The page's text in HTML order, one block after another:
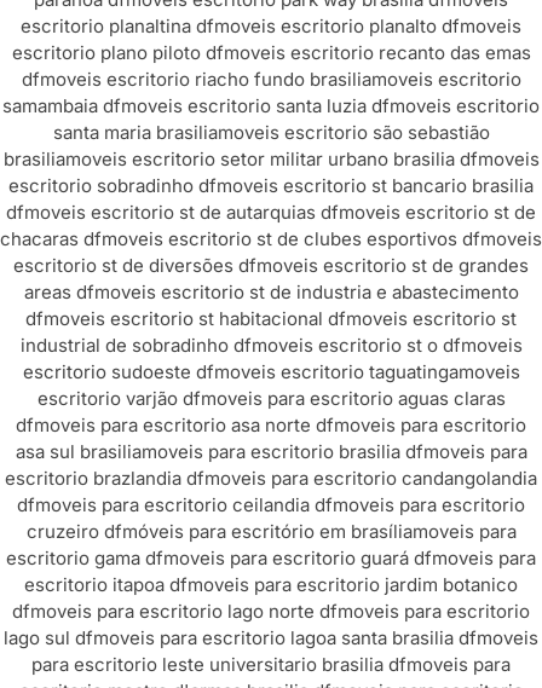
escritorio planaltina dfmoveis escritorio planalto dfmoveis
escritorio plano piloto dfmoveis escritorio recanto das emas
dfmoveis escritorio riacho fundo brasiliamoveis escritorio
samambaia dfmoveis escritorio santa luzia dfmoveis escritorio
santa maria brasiliamoveis escritorio são sebastião
brasiliamoveis escritorio setor militar urbano brasilia dfmoveis
escritorio sobradinho dfmoveis escritorio st bancario brasilia
dfmoveis escritorio st de autarquias dfmoveis escritorio st de
chacaras dfmoveis escritorio st de clubes esportivos dfmoveis
escritorio st de diversões dfmoveis escritorio st de grandes
areas dfmoveis escritorio st de industria e abastecimento
dfmoveis escritorio st habitacional dfmoveis escritorio st
industrial de sobradinho dfmoveis escritorio st o dfmoveis
escritorio sudoeste dfmoveis escritorio taguatingamoveis
escritorio varjão dfmoveis para escritorio aguas claras
dfmoveis para escritorio asa norte dfmoveis para escritorio
asa sul brasiliamoveis para escritorio brasilia dfmoveis para
escritorio brazlandia dfmoveis para escritorio candangolandia
dfmoveis para escritorio ceilandia dfmoveis para escritorio
cruzeiro dfmóveis para escritório em brasíliamoveis para
escritorio gama dfmoveis para escritorio guará dfmoveis para
escritorio itapoa dfmoveis para escritorio jardim botanico
dfmoveis para escritorio lago norte dfmoveis para escritorio
lago sul dfmoveis para escritorio lagoa santa brasilia dfmoveis
para escritorio leste universitario brasilia dfmoveis para